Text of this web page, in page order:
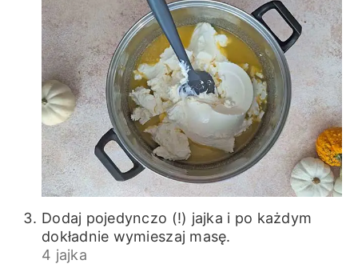
Dodaj pojedynczo (!) jajka i po każdym
dokładnie wymieszaj masę.
4 jajka